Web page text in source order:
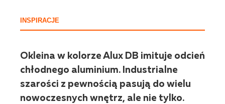
INSPIRACJE
Okleina w kolorze Alux DB imituje odcień
chłodnego aluminium. Industrialne
szarości z pewnością pasują do wielu
nowoczesnych wnętrz, ale nie tylko.